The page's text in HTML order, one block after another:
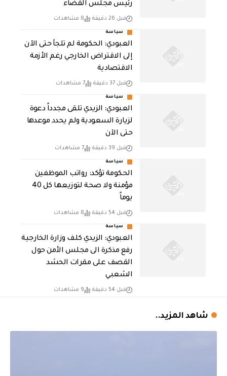
رئيس مجلس القضاء
قبل 26 دقيقة 8 مشاهدات
سياسة
العبودي: الحكومة لم تلجأ حتى الآن
إلى الاقتراض الخارجي رغم الأزمة
الاقتصادية
قبل 37 دقيقة 7 مشاهدات
سياسة
العبودي: الزيدي تلقى مجدداً دعوة
لزيارة السعودية ولم يحدد موعدها
حتى الآن
قبل 39 دقيقة 7 مشاهدات
سياسة
الحكومة تؤكد: رواتب الموظفين
مؤمنة ولا صحة لتوزيعها كل 40
يوماً
قبل 54 دقيقة 8 مشاهدات
سياسة
العبودي: الزيدي كلف وزارة الخارجية
رفع مذكرة الى مجلس الأمن حول
القصف على مقرات الحشد
الشعبي
قبل 54 دقيقة 9 مشاهدات
شاهد المزيد..